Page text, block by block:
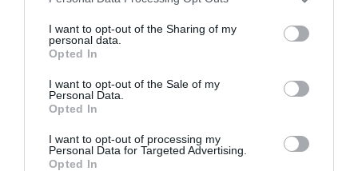
I want to opt-out of the Sharing of my
personal data.
Opted In
I want to opt-out of the Sale of my
Personal Data.
Opted In
I want to opt-out of processing my
Personal Data for Targeted Advertising.
Opted In
2Playbook Club